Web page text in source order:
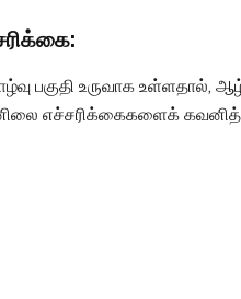
பகுதி உருவாக
எச்சரிக்கைகளைக் கவனித்து,